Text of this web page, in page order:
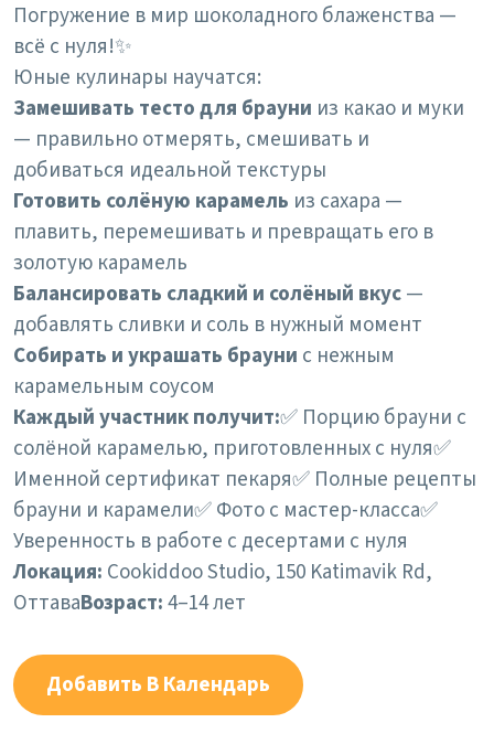
Погружение в мир шоколадного блаженства —
всё с нуля!✨
Юные кулинары научатся:
Замешивать тесто для брауни из какао и муки
— правильно отмерять, смешивать и
добиваться идеальной текстуры
Готовить солёную карамель из сахара —
плавить, перемешивать и превращать его в
золотую карамель
Балансировать сладкий и солёный вкус—
добавлять сливки и соль в нужный момент
Собирать и украшать брауни с нежным
карамельным соусом
Каждый участник получит:✅ Порцию брауни с
солёной карамелью, приготовленных с нуля✅
Именной сертификат пекаря✅ Полные рецепты
брауни и карамели✅ Фото с мастер-класса✅
Уверенность в работе с десертами с нуля
Локация: Cookiddoo Studio, 150 Katimavik Rd,
ОттаваВозраст:4–14 лет
Добавить В Календарь